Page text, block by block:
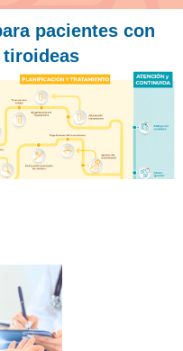
pacientes con
tiroideas